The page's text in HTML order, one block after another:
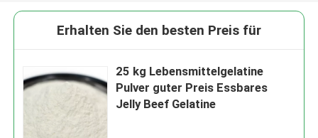
Erhalten Sie den besten Preis für
25 kg Lebensmittelgelatine
Pulver guter Preis Essbares
Jelly Beef Gelatine